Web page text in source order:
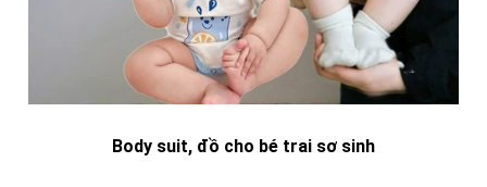
Body suit, đồ cho bé trai sơ sinh